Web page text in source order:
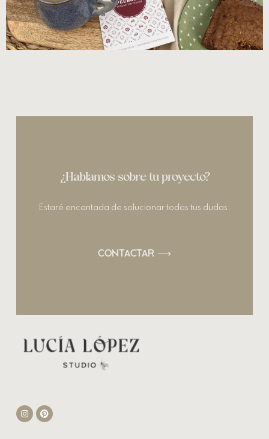
¿Hablamos sobre tu proyecto?
Estaré encantada de solucionar todas tus dudas.
CONTACTAR ⟶